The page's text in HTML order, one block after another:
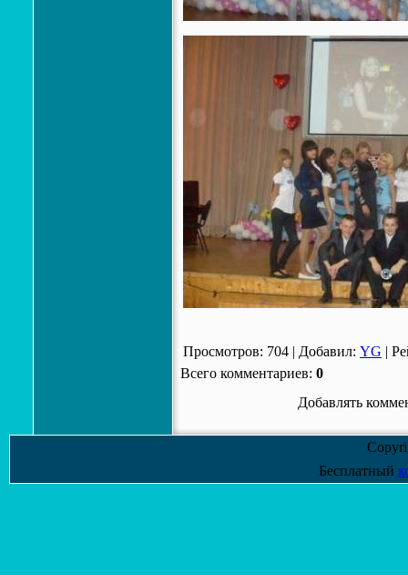
Просмотров: 704 | Добавил: YG |
Всего комментариев: 0
Добавлять
Бесплатный